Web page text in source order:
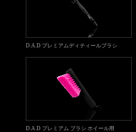
D.A.D プレミアムディティールブラシ
D.A.D プレミアム ブラシ ホイール用